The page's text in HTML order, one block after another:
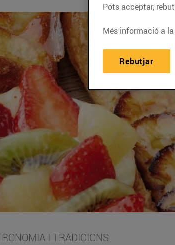
I TRADICIONS
Pots acceptar,
Més informació a la
Rebutjar